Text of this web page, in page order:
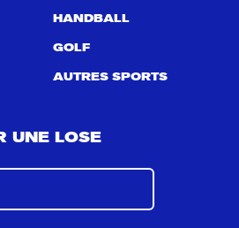
HANDBALL
GOLF
AUTRES SPORTS
UNE LOSE
s